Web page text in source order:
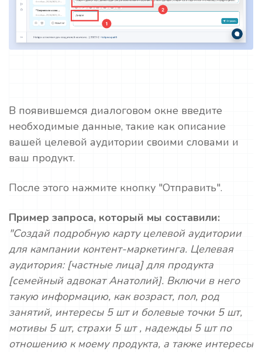
В появившемся диалоговом окне введите
необходимые данные, такие как описание
вашей целевой аудитории своими словами и
ваш продукт.
После этого нажмите кнопку "Отправить".
Пример запроса, который мы составили:
"Создай подробную карту целевой аудитории
для кампании контент-маркетинга. Целевая
аудитория: [частные лица] для продукта
[семейный адвокат Анатолий]. Включи в него
такую информацию, как возраст, пол, род
занятий, интересы 5 шт и болевые точки 5 шт,
мотивы 5 шт, страхи 5 шт , надежды 5 шт по
отношению к моему продукта, а также интересы